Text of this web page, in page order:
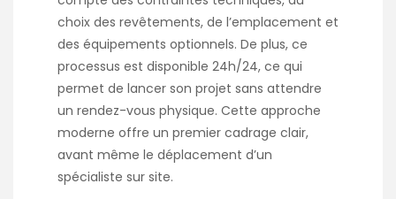
choix des revêtements, de l’emplacement et
des équipements optionnels. De plus, ce
processus est disponible 24h/24, ce qui
permet de lancer son projet sans attendre
un rendez-vous physique. Cette approche
moderne offre un premier cadrage clair,
avant même le déplacement d’un
spécialiste sur site.